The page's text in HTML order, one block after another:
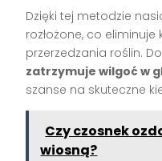
Dzięki tej metodzie
rozłożone, co
przerzedzania roślin.
zatrzymuje wilgoć w
szanse na skuteczne
Czy czosnek
wiosną?